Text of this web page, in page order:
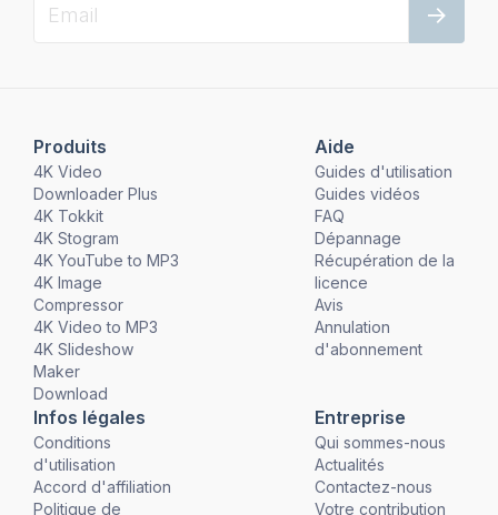
Produits
4K Video
Downloader Plus
4K Tokkit
4K Stogram
4K YouTube to MP3
4K Image
Compressor
4K Video to MP3
4K Slideshow
Maker
Download
Aide
Guides d'utilisation
Guides vidéos
FAQ
Dépannage
Récupération de la
licence
Avis
Annulation
d'abonnement
Infos légales
Conditions
d'utilisation
Accord d'affiliation
Politique de
Entreprise
Qui sommes-nous
Actualités
Contactez-nous
Votre contribution